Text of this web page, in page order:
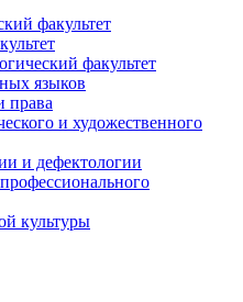
факультет
факультет
языков
права
и художественного
и дефектологии
культуры